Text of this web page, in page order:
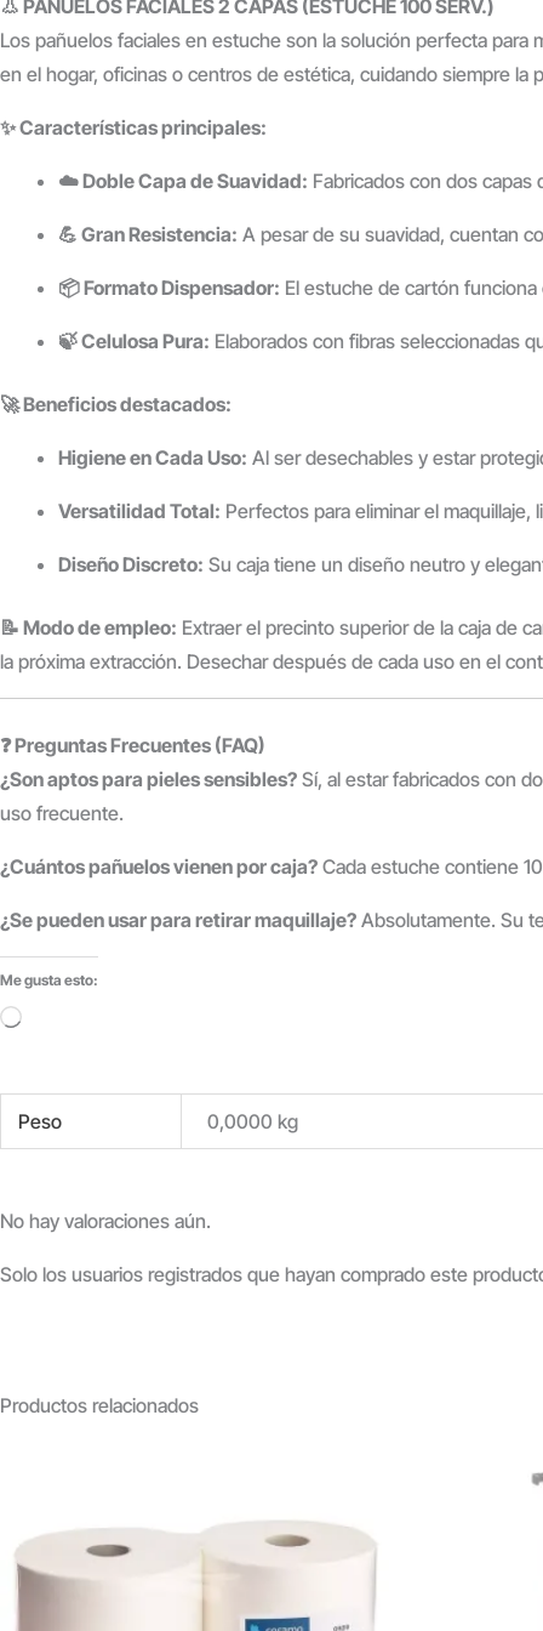
👃 PAÑUELOS FACIALES 2 CAPAS (ESTUCHE 100 SERV.)
Los pañuelos faciales en estuche son la solución perfecta para
en el hogar, oficinas o centros de estética, cuidando siempre la
✨ Características principales:
☁️ Doble Capa de Suavidad: Fabricados con dos capas
💪 Gran Resistencia: A pesar de su suavidad, cuentan
📦 Formato Dispensador: El estuche de cartón
🍃 Celulosa Pura: Elaborados con fibras seleccionadas
🚀 Beneficios destacados:
Higiene en Cada Uso: Al ser desechables y estar
Versatilidad Total: Perfectos para eliminar el
Diseño Discreto: Su caja tiene un diseño neutro y
📝 Modo de empleo: Extraer el precinto superior de la caja de
la próxima extracción. Desechar después de cada uso en el
❓ Preguntas Frecuentes (FAQ)
¿Son aptos para pieles sensibles? Sí, al estar fabricados con
uso frecuente.
¿Cuántos pañuelos vienen por caja? Cada estuche contiene
¿Se pueden usar para retirar maquillaje? Absolutamente. Su
Me gusta esto:
Cargando...
Peso 0,0000 kg
No hay valoraciones aún.
Solo los usuarios registrados que hayan comprado este
Productos relacionados